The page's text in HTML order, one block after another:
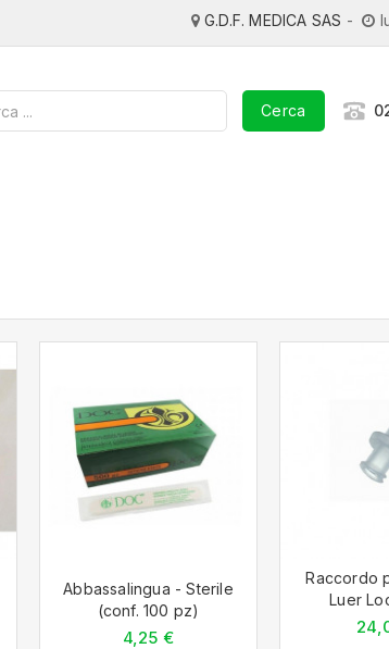
G.D.F. MEDICA SAS -
Cerca
Abbassalingua - Sterile
(conf. 100 pz)
4,25 €
Raccordo
Luer